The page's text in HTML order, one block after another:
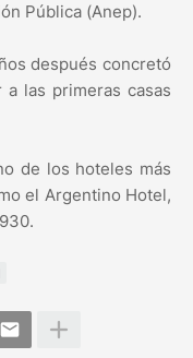
Pública (Anep).
después concretó
las primeras casas
de los hoteles más
el Argentino Hotel,